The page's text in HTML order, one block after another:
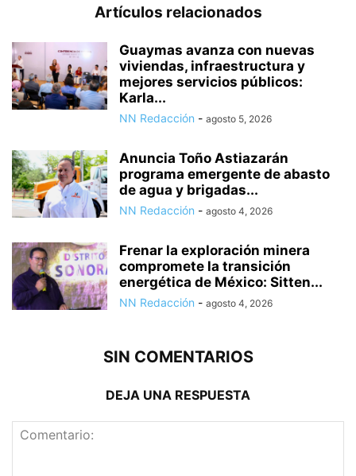
Artículos relacionados
Guaymas avanza con nuevas
viviendas, infraestructura y
mejores servicios públicos:
Karla...
NN Redacción - agosto 5, 2026
Anuncia Toño Astiazarán
programa emergente de abasto
de agua y brigadas...
NN Redacción - agosto 4, 2026
Frenar la exploración minera
compromete la transición
energética de México: Sitten...
NN Redacción - agosto 4, 2026
SIN COMENTARIOS
DEJA UNA RESPUESTA